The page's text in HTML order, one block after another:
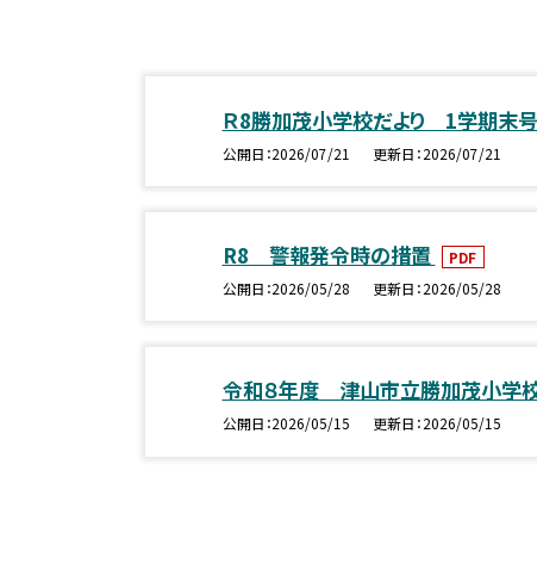
Ｒ8勝加茂小学校だより 1学期末号
公開日 2026/07/21 更新日 2026/07/21
R8 警報発令時の措置
PDF
公開日 2026/05/28 更新日 2026/05/28
令和８年度 津山市立勝加茂小学
公開日 2026/05/15 更新日 2026/05/15